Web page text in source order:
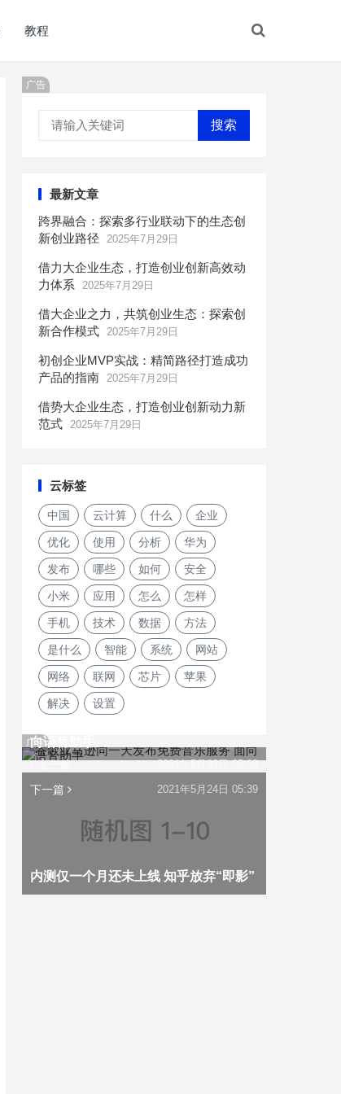
教程
广告
搜索
最新文章
跨界融合：探索多行业联动下的生态创
新创业路径
2025年7月29日
借力大企业生态，打造创业创新高效动
力体系
2025年7月29日
借大企业之力，共筑创业生态：探索创
新合作模式 2025年7月29日
初创企业MVP实战：精简路径打造成功
产品的指南 2025年7月29日
借势大企业生态，打造创业创新动力新
范式 2025年7月29日
云标签
中国 云计算 什么 企业
优化 使用 分析 华为
发布 哪些 如何 安全
小米 应用 怎么 怎样
手机 技术 数据 方法
是什么 智能 系统 网站
网络 联网 芯片 苹果
解决 设置
广告
上一篇
向语音助手
2021年5月23日 05:08
下一篇
内测仅一个月还未上线 知乎放弃“即影”
2021年5月24日 05:39